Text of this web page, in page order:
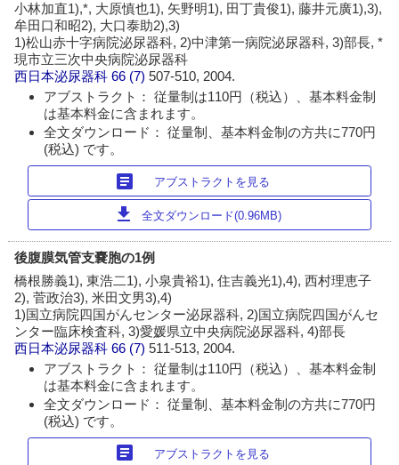
小林加直1),*, 大原慎也1), 矢野明1), 田丁貴俊1), 藤井元廣1),3),
牟田口和昭2), 大口泰助2),3)
1)松山赤十字病院泌尿器科, 2)中津第一病院泌尿器科, 3)部長, *
現市立三次中央病院泌尿器科
西日本泌尿器科 66 (7)507-510, 2004.
アブストラクト： 従量制は110円（税込）、基本料金制
は基本料金に含まれます。
全文ダウンロード： 従量制、基本料金制の方共に770円
(税込) です。
article アブストラクトを見る
download 全文ダウンロード(0.96MB)
後腹膜気管支嚢胞の1例
橋根勝義1), 東浩二1), 小泉貴裕1), 住吉義光1),4), 西村理恵子
2), 菅政治3), 米田文男3),4)
1)国立病院四国がんセンター泌尿器科, 2)国立病院四国がんセ
ンター臨床検査科, 3)愛媛県立中央病院泌尿器科, 4)部長
西日本泌尿器科 66 (7)511-513, 2004.
アブストラクト： 従量制は110円（税込）、基本料金制
は基本料金に含まれます。
全文ダウンロード： 従量制、基本料金制の方共に770円
(税込) です。
article アブストラクトを見る